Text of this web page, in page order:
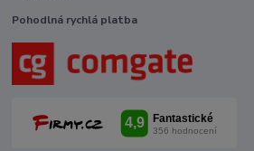
Pohodlná rychlá platba